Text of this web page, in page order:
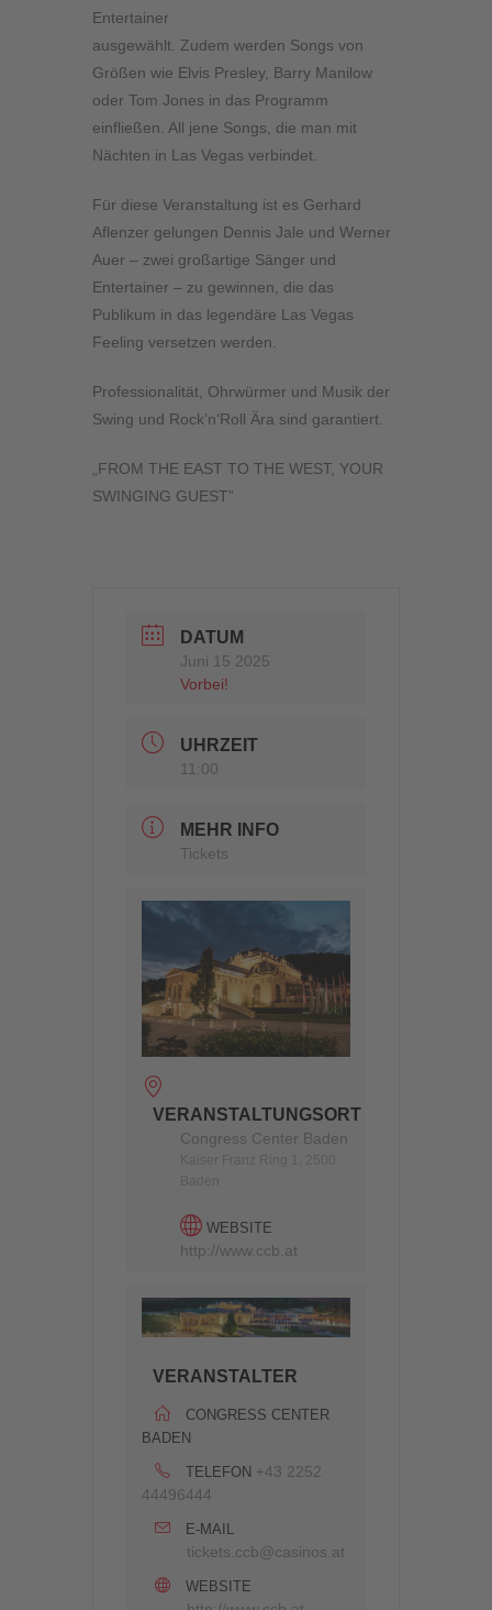
Entertainer
ausgewählt. Zudem werden Songs von
Größen wie Elvis Presley, Barry Manilow
oder Tom Jones in das Programm
einfließen. All jene Songs, die man mit
Nächten in Las Vegas verbindet.
Für diese Veranstaltung ist es Gerhard
Aflenzer gelungen Dennis Jale und Werner
Auer – zwei großartige Sänger und
Entertainer – zu gewinnen, die das
Publikum in das legendäre Las Vegas
Feeling versetzen werden.
Professionalität, Ohrwürmer und Musik der
Swing und Rock’n‘Roll Ära sind garantiert.
„FROM THE EAST TO THE WEST, YOUR
SWINGING GUEST”
DATUM
Juni 15 2025
Vorbei!
UHRZEIT
11:00
MEHR INFO
Tickets
VERANSTALTUNGSORT
Congress Center Baden
WEBSITE
http://www.ccb.at
VERANSTALTER
CONGRESS CENTER
BADEN
TELEFON +43 2252
44496444
E-MAIL
tickets.ccb@casinos.at
WEBSITE